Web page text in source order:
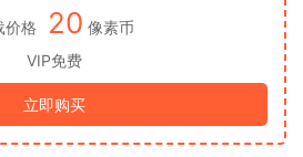
价格 20 像素币
VIP免费
立即购买